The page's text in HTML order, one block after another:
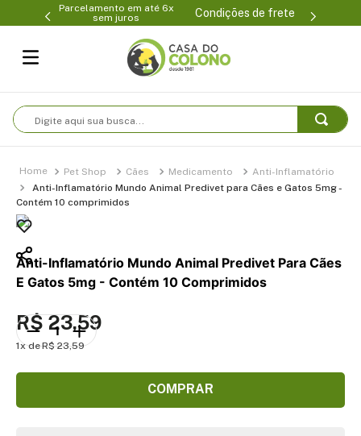
Parcelamento em até 6x
sem juros
Condições de frete
Digite aqui sua busca...
Pet Shop Cães Medicamento
Anti-Inflamatório
Anti-Inflamatório Mundo Animal Predivet para Cães e Gatos 5mg -
Contém 10 comprimidos
Anti-Inflamatório Mundo Animal Predivet Para Cães
E Gatos 5mg - Contém 10 Comprimidos
R$23,59
1 R$ 23,59
COMPRAR